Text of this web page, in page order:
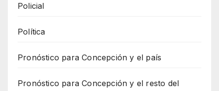
Policial
Política
Pronóstico para Concepción y el país
Pronóstico para Concepción y el resto del